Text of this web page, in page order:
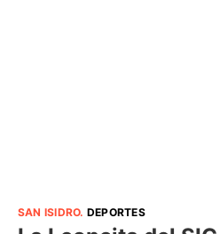
SAN ISIDRO. DEPORTES